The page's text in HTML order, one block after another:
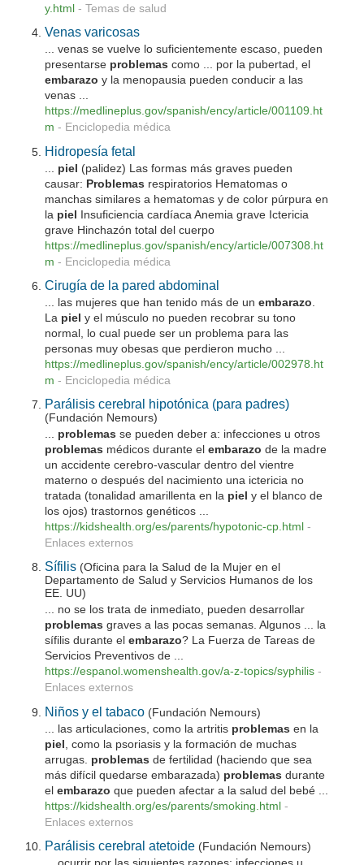
y.html -Temas de salud
Venas varicosas
... venas se vuelve lo suficientemente escaso, pueden
presentarse problemas como ... por la pubertad, el
embarazo y la menopausia pueden conducir a las
venas ...
https://medlineplus.gov/spanish/ency/article/001109.ht
m - Enciclopedia médica
Hidropesía fetal
piel (palidez) Las formas más graves pueden
causar: Problemas respiratorios Hematomas o
manchas similares a hematomas y de color púrpura en
la piel Insuficiencia cardíaca Anemia grave Ictericia
grave Hinchazón total del cuerpo
https://medlineplus.gov/spanish/ency/article/007308.ht
m - Enciclopedia médica
Cirugía de la pared abdominal
... las mujeres que han tenido más de unembarazo
La piel y el músculo no pueden recobrar su tono
normal, lo cual puede ser un problema para las
personas muy obesas que perdieron mucho ...
https://medlineplus.gov/spanish/ency/article/002978.ht
m - Enciclopedia médica
Parálisis cerebral hipotónica (para padres)
(Fundación Nemours)
... problemas se pueden deber a: infecciones u otros
problemas médicos durante elembarazo de la madre
un accidente cerebro-vascular dentro del vientre
materno o después del nacimiento una ictericia no
tratada (tonalidad amarillenta en la piel y el blanco de
los ojos) trastornos genéticos ...
https://kidshealth.org/es/parents/hypotonic-cp.html -
Enlaces externos
Sífilis (Oficina para la Salud de la Mujer en el
Departamento de Salud y Servicios Humanos de los
EE. UU)
... no se los trata de inmediato, pueden desarrollar
problemas graves a las pocas semanas. Algunos ... la
sífilis durante elembarazo? La Fuerza de Tareas de
Servicios Preventivos de ...
https://espanol.womenshealth.gov/a-z-topics/syphilis -
Enlaces externos
Niños y el tabaco (Fundación Nemours)
... las articulaciones, como la artritis problemas en la
piel , como la psoriasis y la formación de muchas
arrugas. problemas de fertilidad (haciendo que sea
más difícil quedarse embarazada) problemas durante
elembarazoque pueden afectar a la salud del bebé ...
https://kidshealth.org/es/parents/smoking.html -
Enlaces externos
Parálisis cerebral atetoide (Fundación Nemours)